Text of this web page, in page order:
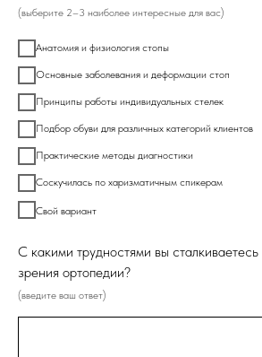
(выберите 2–3 наиболее интересные для вас)
Анатомия и физиология стопы
Основные заболевания и деформации стоп
Принципы работы индивидуальных стелек
Подбор обуви для различных категорий клиентов
Практические методы диагностики
Соскучилась по харизматичным спикерам
Свой вариант
С какими трудностями вы сталкиваетесь
зрения ортопедии?
(введите ваш ответ)